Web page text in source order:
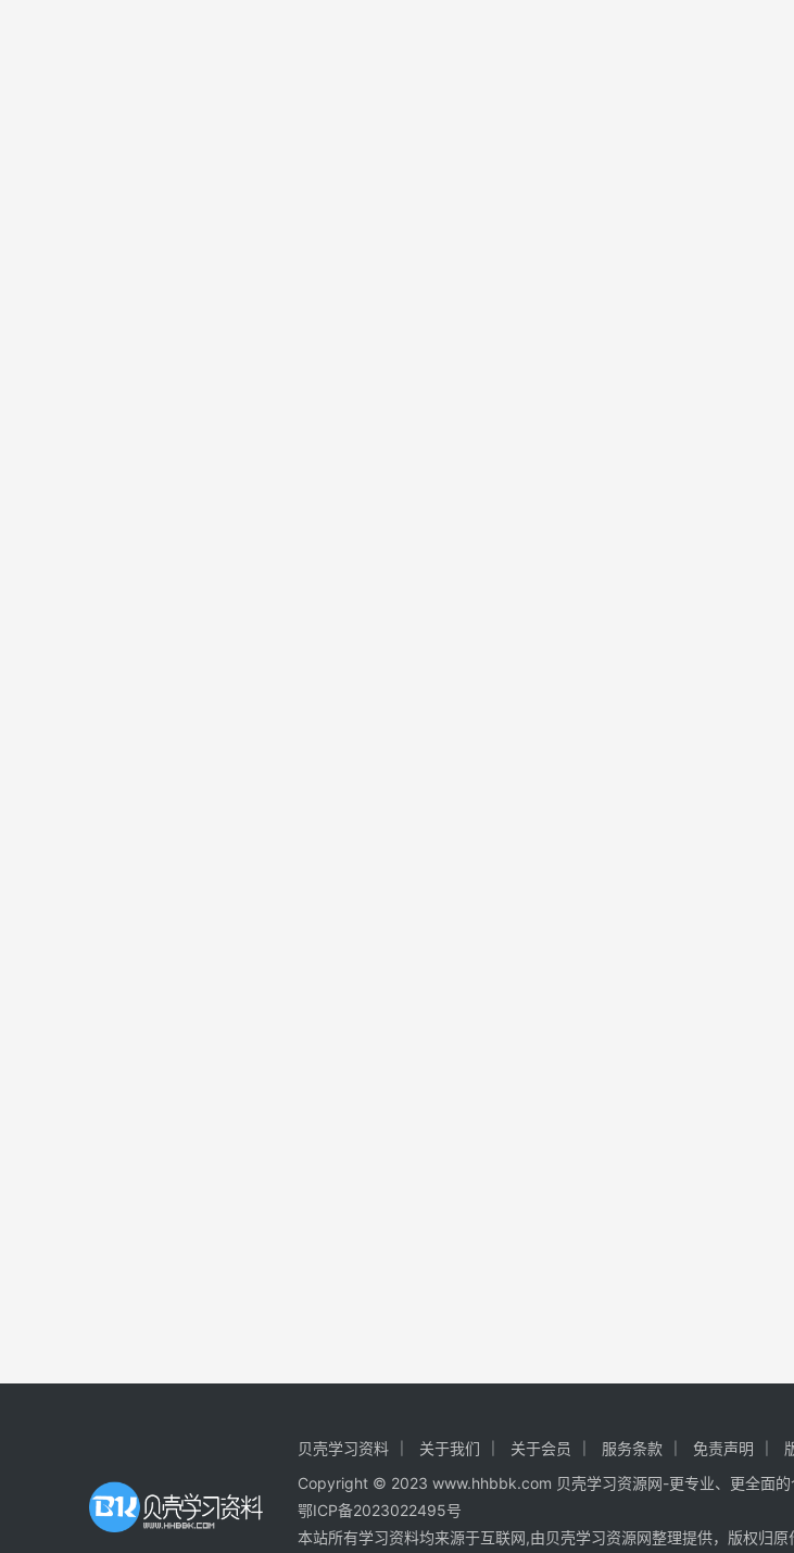
贝壳学习资料 关于我们 关于会员 服务条款 免责声明
Copyright © 2023 www.hhbbk.com 贝壳学习资源网-更专业、更全面的
鄂ICP备2023022495号
本站所有学习资料均来源于互联网,由贝壳学习资源网整理提供，版权归原